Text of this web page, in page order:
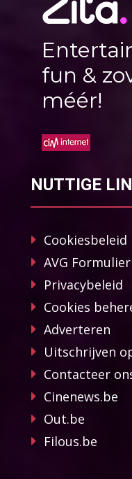
fun &
méér!
NUTTIGE
Cookiesbeleid
AVG Formulier
Privacybeleid
Cookies
Adverteren
Uitschrijven
Contacteer
Cinenews.be
Out.be
Filous.be